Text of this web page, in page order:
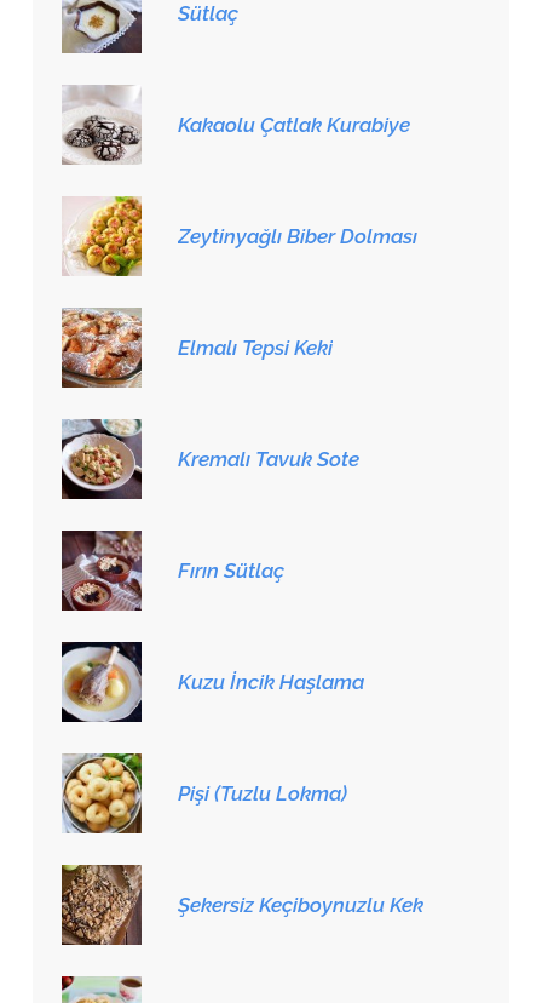
Sütlaç
Kakaolu Çatlak Kurabiye
Zeytinyağlı Biber Dolması
Elmalı Tepsi Keki
Kremalı Tavuk Sote
Fırın Sütlaç
Kuzu İncik Haşlama
Pişi (Tuzlu Lokma)
Şekersiz Keçiboynuzlu Kek